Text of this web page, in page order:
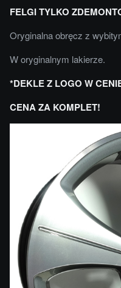
FELGI TYLKO
Oryginalna obręcz z
W oryginalnym lakierze.
*DEKLE Z LOGO W
CENA ZA KOMPLET!